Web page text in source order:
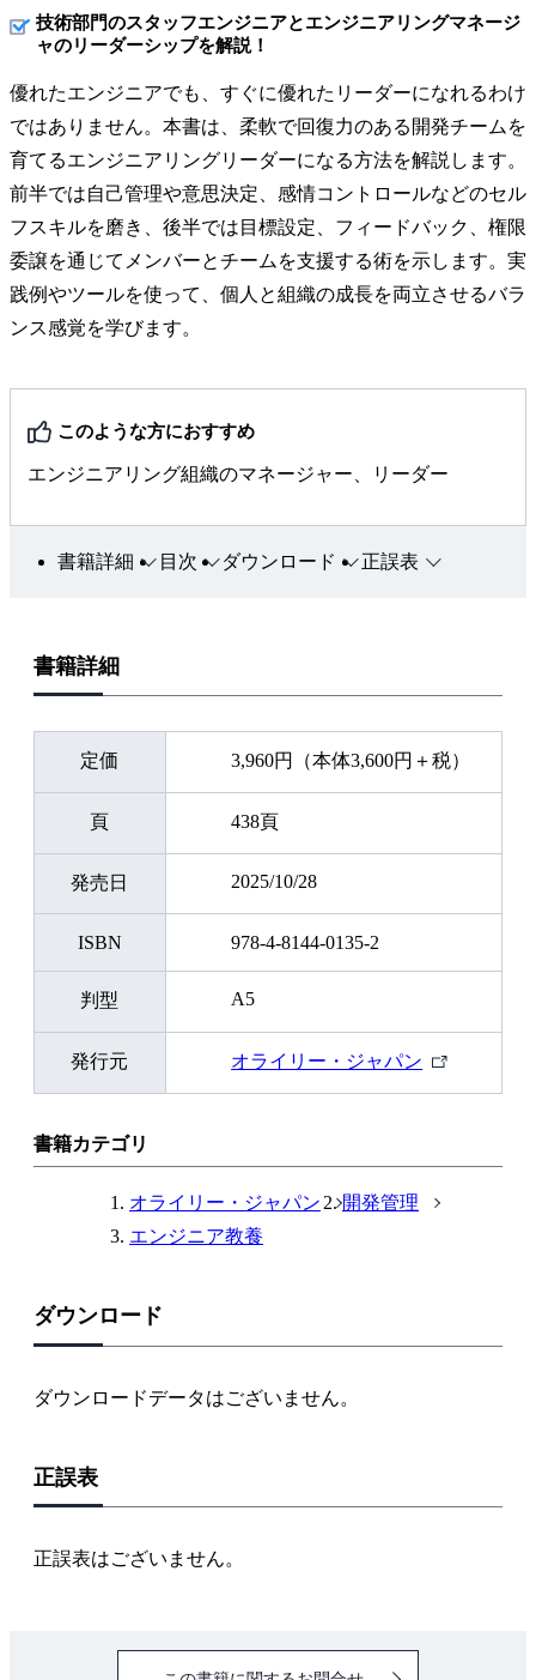
技術部門のスタッフエンジニアとエンジニアリングマネージ
ャのリーダーシップを解説！
優れたエンジニアでも、すぐに優れたリーダーになれるわけ
ではありません。本書は、柔軟で回復力のある開発チームを
育てるエンジニアリングリーダーになる方法を解説します。
前半では自己管理や意思決定、感情コントロールなどのセル
フスキルを磨き、後半では目標設定、フィードバック、権限
委譲を通じてメンバーとチームを支援する術を示します。実
践例やツールを使って、個人と組織の成長を両立させるバラ
ンス感覚を学びます。
このような方におすすめ
エンジニアリング組織のマネージャー、リーダー
書籍詳細 目次 ダウンロード 正誤表
書籍詳細
定価 3,960円（本体3,600円＋税）
頁 438頁
発売日 2025/10/28
ISBN 978-4-8144-0135-2
判型 A5
発行元 オライリー・ジャパン
外
書籍カテゴリ
オライリー・ジャパン
開発管理
エンジニア教養
ダウンロード
ダウンロードデータはございません。
正誤表
正誤表はございません。